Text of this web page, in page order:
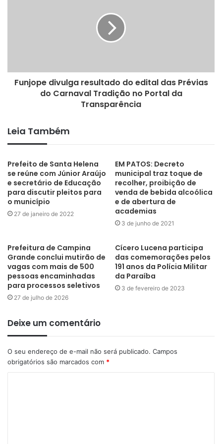
Lagoa Seca. Outro morador, Ismael, de Puxinanã, relatou que a
PB-099 é “um sonho da gente do município”.
Lagoa Seca Puxinanã
Funjope divulga resultado do edital das Prévias
do Carnaval Tradição no Portal da
Transparência
Leia Também
Prefeito de Santa Helena
se reúne com Júnior Araújo
e secretário de Educação
para discutir pleitos para
o município
27 de janeiro de 2022
EM PATOS: Decreto
municipal traz toque de
recolher, proibição de
venda de bebida alcoólica
e de abertura de
academias
3 de junho de 2021
Prefeitura de Campina
Grande conclui mutirão de
vagas com mais de 500
pessoas encaminhadas
para processos seletivos
27 de julho de 2026
Cícero Lucena participa
das comemorações pelos
191 anos da Polícia Militar
da Paraíba
3 de fevereiro de 2023
Deixe um comentário
O seu endereço de e-mail não será publicado. Campos
obrigatórios são marcados com *